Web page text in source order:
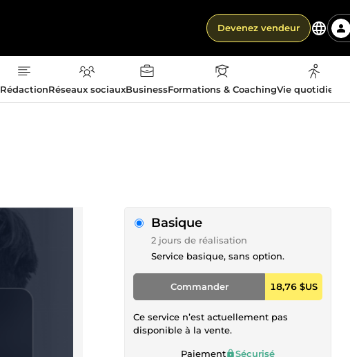
Devenez vendeur
RédactionRéseaux sociauxBusinessFormations & CoachingVie
Basique
2 jours de réalisation
Service basique, sans option.
Commander 18,76 $US
Ce service n’est actuellement pas
disponible à la vente.
Paiement Sécurisé